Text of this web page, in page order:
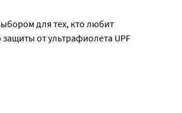
для тех, кто любит
от ультрафиолета UPF